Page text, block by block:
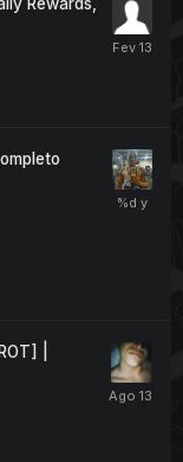
Rewards,
|